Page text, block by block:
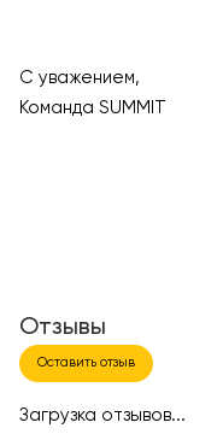
С уважением,
Команда SUMMIT
Отзывы
Оставить отзыв
Загрузка отзывов...